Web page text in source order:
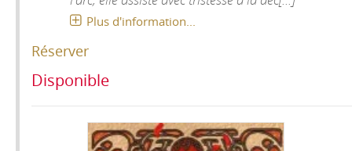
Plus d'information...
Réserver
Disponible